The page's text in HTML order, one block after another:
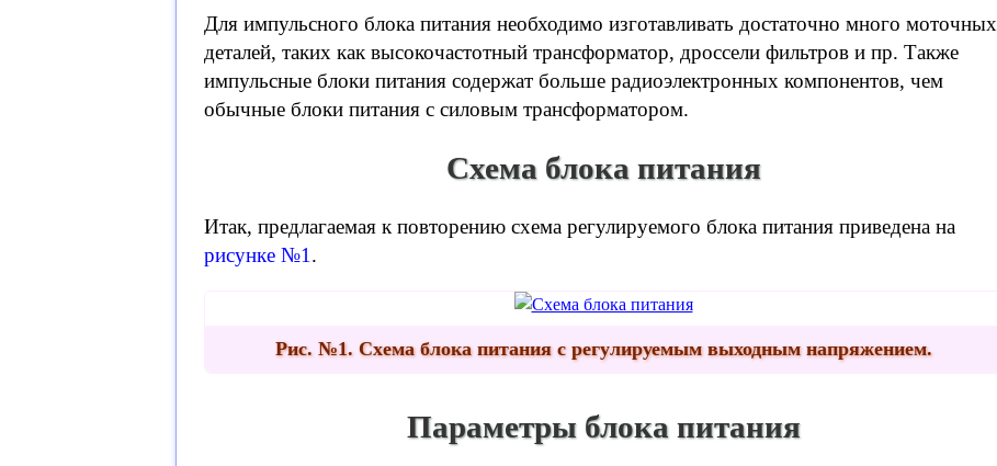
Для импульсного блока питания необходимо изготавливать достаточно много моточных
деталей, таких как высокочастотный трансформатор, дроссели фильтров и пр. Также
импульсные блоки питания содержат больше радиоэлектронных компонентов, чем
обычные блоки питания с силовым трансформатором.
Схема блока питания
Итак, предлагаемая к повторению схема регулируемого блока питания приведена на
рисунке №1 .
Рис. №1. Схема блока питания с регулируемым выходным напряжением.
Параметры блока питания